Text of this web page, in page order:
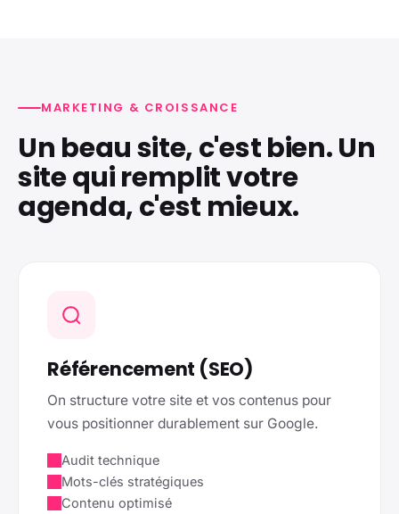
MARKETING & CROISSANCE
Un beau site, c'est bien. Un
site qui remplit votre
agenda, c'est mieux.
Référencement (SEO)
On structure votre site et vos contenus pour
vous positionner durablement sur Google.
Audit technique
Mots-clés stratégiques
Contenu optimisé